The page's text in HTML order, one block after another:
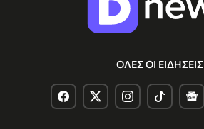
ΟΛΕΣ ΟΙ ΕΙΔΗΣΕΙΣ